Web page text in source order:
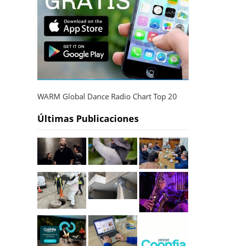
WARM Global Dance Radio Chart Top 20
Últimas Publicaciones